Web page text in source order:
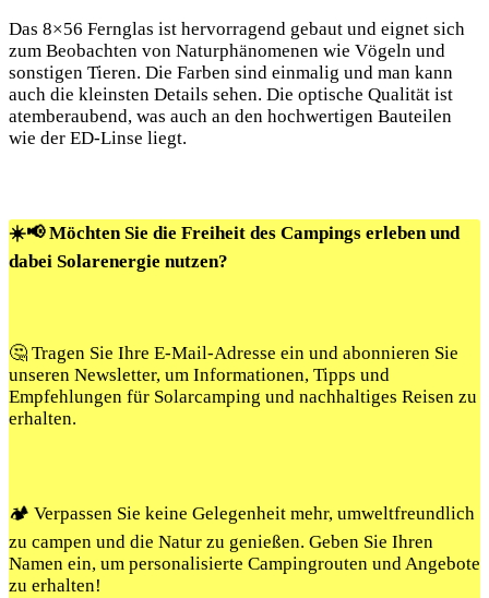
Das 8×56 Fernglas ist hervorragend gebaut und eignet sich
zum Beobachten von Naturphänomenen wie Vögeln und
sonstigen Tieren. Die Farben sind einmalig und man kann
auch die kleinsten Details sehen. Die optische Qualität ist
atemberaubend, was auch an den hochwertigen Bauteilen
wie der ED-Linse liegt.
☀️📢 Möchten Sie die Freiheit des Campings erleben und
dabei Solarenergie nutzen?
🤔 Tragen Sie Ihre E-Mail-Adresse ein und abonnieren Sie
unseren Newsletter, um Informationen, Tipps und
Empfehlungen für Solarcamping und nachhaltiges Reisen zu
erhalten.
🏕️ Verpassen Sie keine Gelegenheit mehr, umweltfreundlich
zu campen und die Natur zu genießen. Geben Sie Ihren
Namen ein, um personalisierte Campingrouten und Angebote
zu erhalten!